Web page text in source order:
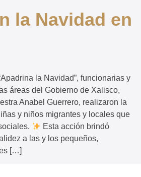
la Navidad en
la Navidad”, funcionarias y
áreas del Gobierno de Xalisco,
Anabel Guerrero, realizaron la
y niños migrantes y locales que
Esta acción brindó
a las y los pequeños,
[…]